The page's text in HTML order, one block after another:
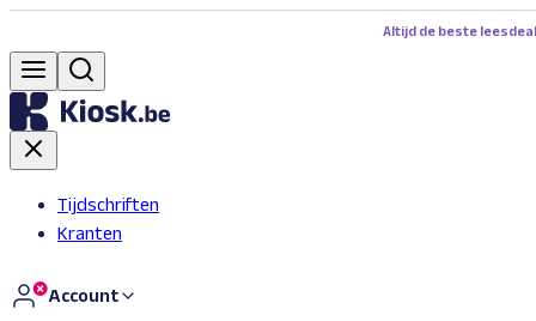
Altijd de beste
Tijdschriften
Kranten
Account